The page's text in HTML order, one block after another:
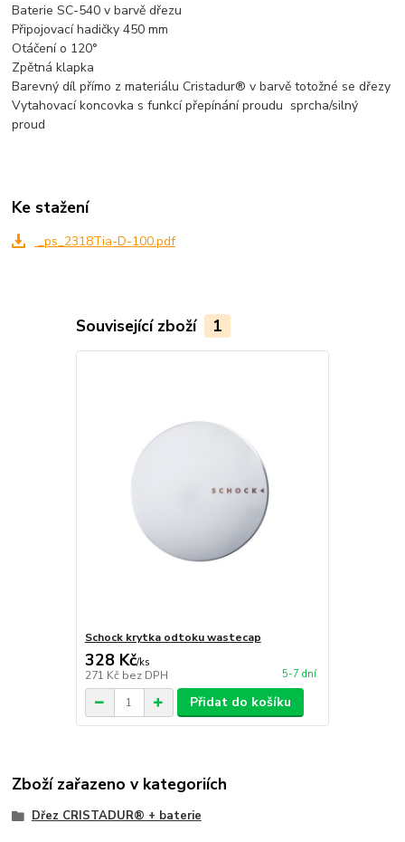
Baterie SC-540 v barvě dřezu
Připojovací hadičky 450 mm
Otáčení o 120°
Zpětná klapka
Barevný díl přímo z materiálu Cristadur® v barvě totožné se dřezy
Vytahovací koncovka s funkcí přepínání proudu sprcha/silný
proud
Ke stažení
_ps_2318Tia-D-100.pdf
Související zboží 1
Schock krytka odtoku wastecap
328 Kč/ks
271 Kč bez DPH 5-7 dní
Přidat do košíku
Zboží zařazeno v kategoriích
Dřez CRISTADUR® + baterie